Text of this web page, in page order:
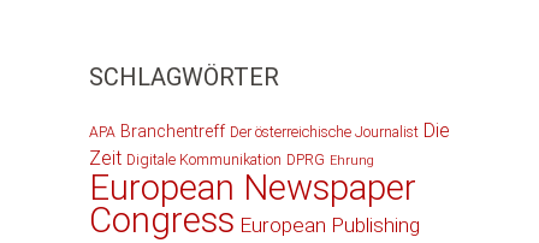
SCHLAGWÖRTER
APA Branchentreff Der österreichische Journalist Die
Zeit Digitale Kommunikation DPRG Ehrung
European Newspaper
Congress European Publishing